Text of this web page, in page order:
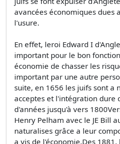
avancées économiques dues
l'usure.
En effet, leroi Edward I
important pour le bon
économie de chasser les
important par une autre
suite, en 1656 les juifs sont a
acceptes et l'intégration dure
d'années jusqu'à vers
Henry Pelham avec le JE Bill
naturalises grâce a leur
a vis de l'économie.Des 1881,